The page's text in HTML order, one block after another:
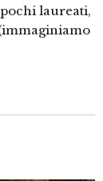
laureati,